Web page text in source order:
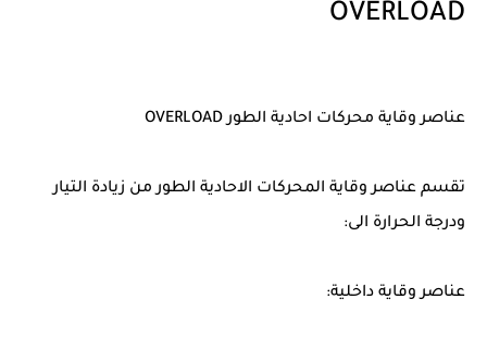
OVERLOAD
عناصر وقاية محركات احادية الطور OVERLOAD
تقسم عناصر وقاية المحركات الاحادية الطور من زيادة التيار
ودرجة الحرارة الى:
عناصر وقاية داخلية: